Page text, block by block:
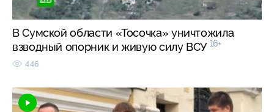
В Сумской области «Тосочка» уничтожила
взводный опорник и живую силу ВСУ 16+
446